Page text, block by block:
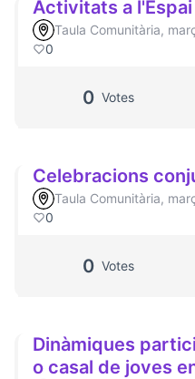
Activitats a
Taula Comunitària,
0
0 Votes
Celebracions
Taula Comunitària,
0
0 Votes
Dinàmiques
o casal de joves